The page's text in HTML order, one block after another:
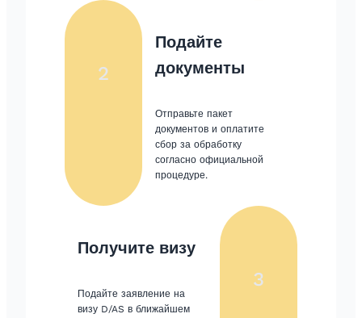
2
Подайте
документы
Отправьте пакет
документов и оплатите
сбор за обработку
согласно официальной
процедуре.
Получите визу
Подайте заявление на
визу D/AS в ближайшем
3